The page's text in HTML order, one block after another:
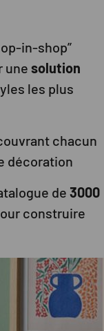
in-shop”
une solution
les plus
chacun
décoration
de 3000
construire